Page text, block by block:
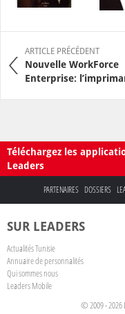
ARTICLE PRÉCÉDENT
Nouvelle WorkForce
Enterprise:
Téléchargez les
Leaders
PARTENAIRES DOSSIERS
SUR LEADERS
Actualités Tunisie
Annuaire de personnalités
Qui sommes nous
Leaders Mobile
© 2009 - 2026